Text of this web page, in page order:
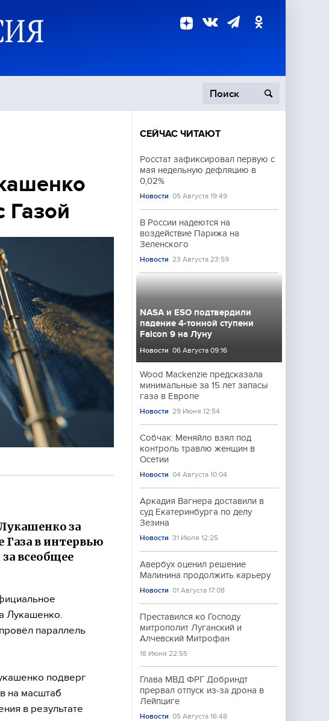
Происшествия
Газой
за
Газа в интервью
всеобщее
Лукашенко.
параллель
подверг
на масштаб
в результате
СЕЙЧАС ЧИТАЮТ
Росстат зафиксировал первую с
мая недельную дефляцию в
0,02%
Новости 05 Августа 19:49
В России надеются на
воздействие Парижа на
Зеленского
Новости 23 Августа 23:59
NASA и ESO подтвердили
падение 4-тонной ступени
Falcon 9 на Луну
Новости 06 Августа 09:16
Wood Mackenzie предсказала
минимальные за 15 лет запасы
газа в Европе
Новости 29 Июня 12:54
Собчак: Меняйло взял под
контроль травлю женщин в
Осетии
Новости 04 Августа 10:04
Аркадия Вагнера доставили в
суд Екатеринбурга по делу
Зезина
Новости 31 Июля 12:25
Авербух оценил решение
Малинина продолжить карьеру
Новости 01 Августа 17:08
Преставился ко Господу
митрополит Луганский и
Алчевский Митрофан
18 Июня 22:55
Глава МВД ФРГ Добриндт
прервал отпуск из-за дрона в
Лейпциге
Новости 05 Августа 16:48